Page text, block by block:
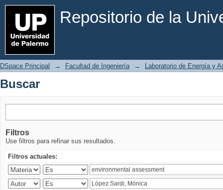
Repositorio de la
Buscar
DSpace Principal → Facultad de Ingeniería → Laboratorio de Energía y
Buscar
Filtros
Use filtros para refinar sus resultados.
Filtros actuales: